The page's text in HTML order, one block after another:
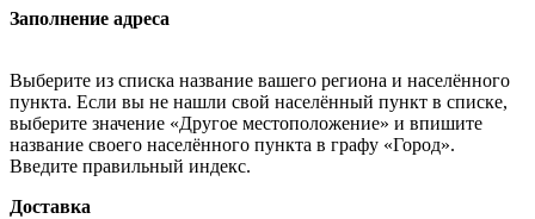
Заполнение адреса
Выберите из списка название вашего региона и населённого
пункта. Если вы не нашли свой населённый пункт в списке,
выберите значение «Другое местоположение» и впишите
название своего населённого пункта в графу «Город».
Введите правильный индекс.
Доставка